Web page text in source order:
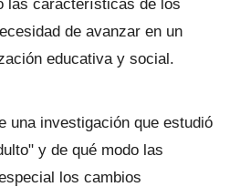
las características de los
de avanzar en un
educativa y social.
una investigación que estudió
y de qué modo las
los cambios